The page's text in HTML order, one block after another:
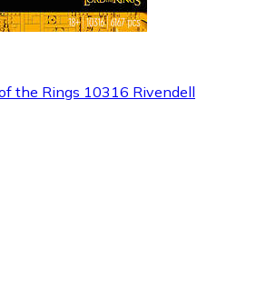
the Rings 10316 Rivendell